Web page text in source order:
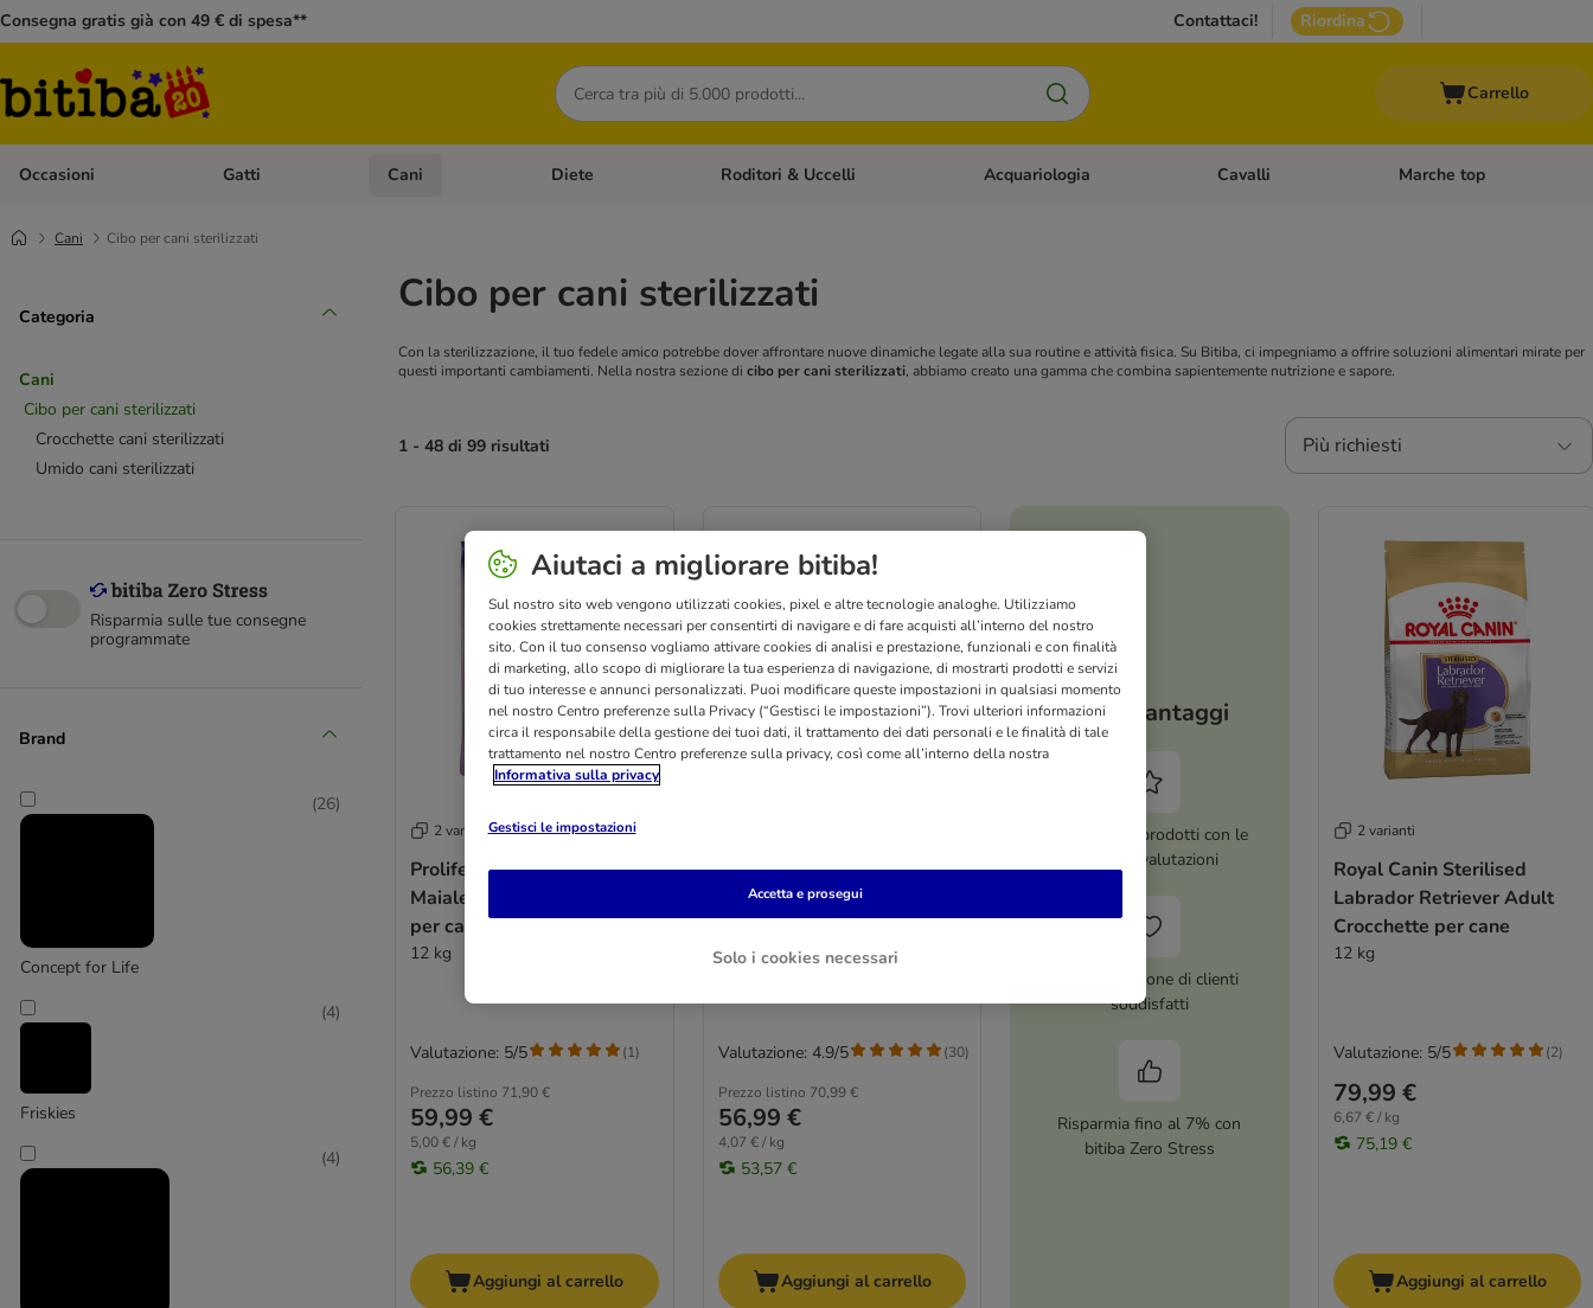
Consegna gratis già con 49 € di spesa** Contattaci! Riordina
Cerca
Carrello
Occasioni Apri Menù Categoria: Occasioni
Gatti Apri Menù Categoria: Gatti
Cani Apri Menù Categoria: Cani
Diete Apri Menù Categoria: Diete
Roditori & Uccelli Apri Menù Categoria: Roditori & Uccelli
Acquariologia Apri Menù Categoria: Acquariologia
Cavalli Apri Menù Categoria: Cavalli
Marche top
Cani Cibo per cani sterilizzati
Categoria
Cani
Cibo per cani sterilizzati
Crocchette cani sterilizzati
Umido cani sterilizzati
Risparmia sulle tue consegne
programmate
Brand
Concept for Life
(26)
Friskies
(4)
(4)
Cibo per cani sterilizzati
Con la sterilizzazione, il tuo fedele amico potrebbe dover affrontare nuove dinamiche legate alla sua routine e attività fisica. Su Bitiba, ci impegniamo a offrire soluzioni alimentari mirate per
questi importanti cambiamenti. Nella nostra sezione di cibo per cani sterilizzati, abbiamo creato una gamma che combina sapientemente nutrizione e sapore.
1 - 48 di 99 risultati Più richiesti
2 varianti
Prolife Sterilised Sensitive
Maiale e Riso Crocchette
per cane
12 kg
Prezzo listino 71,90 €
59,99 €
5,00 € / kg
56,39 €
Valutazione: 5/5 (1)
Aggiungi al carrello
Hill's Science Plan Adult
Light Large Breed con Pollo
14 kg
Prezzo listino 70,99 €
56,99 €
4,07 € / kg
53,57 €
Valutazione: 4.9/5 (30)
Aggiungi al carrello
I tuoi vantaggi
Oltre 8.000 prodotti con le
migliori valutazioni
Più di 1 milione di clienti
soddisfatti
Risparmia fino al 7% con
bitiba Zero Stress
2 varianti
Royal Canin Sterilised
Labrador Retriever Adult
Crocchette per cane
12 kg
79,99 €
6,67 € / kg
75,19 €
Valutazione: 5/5 (2)
Aggiungi al carrello
Aiutaci a migliorare bitiba!
Sul nostro sito web vengono utilizzati cookies, pixel e altre tecnologie analoghe. Utilizziamo
cookies strettamente necessari per consentirti di navigare e di fare acquisti all’interno del nostro
sito. Con il tuo consenso vogliamo attivare cookies di analisi e prestazione, funzionali e con finalità
di marketing, allo scopo di migliorare la tua esperienza di navigazione, di mostrarti prodotti e servizi
di tuo interesse e annunci personalizzati. Puoi modificare queste impostazioni in qualsiasi momento
nel nostro Centro preferenze sulla Privacy (“Gestisci le impostazioni”). Trovi ulteriori informazioni
circa il responsabile della gestione dei tuoi dati, il trattamento dei dati personali e le finalità di tale
trattamento nel nostro Centro preferenze sulla privacy, così come all’interno della nostra
Informativa sulla privacy
Gestisci le impostazioni
Solo i cookies necessari
Accetta e prosegui